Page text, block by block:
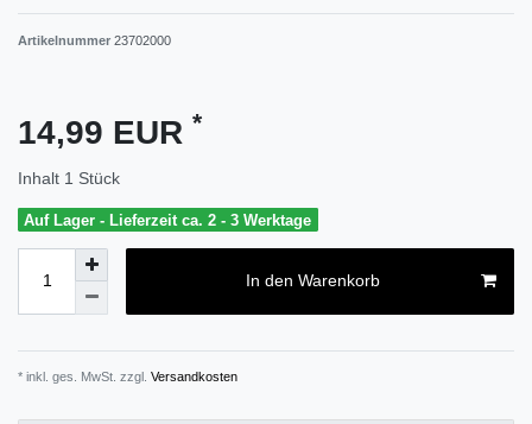
Artikelnummer 23702000
14,99 EUR *
Inhalt 1 Stück
Auf Lager - Lieferzeit ca. 2 - 3 Werktage
In den Warenkorb
* inkl. ges. MwSt. zzgl. Versandkosten